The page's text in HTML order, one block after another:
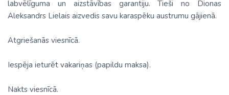
labvēlīguma un aizstāvības garantiju. Tieši no Dionas
Aleksandrs Lielais aizvedis savu karaspēku austrumu gājienā.
Atgriešanās viesnīcā.
Iespēja ieturēt vakariņas (papildu maksa).
Nakts viesnīcā.